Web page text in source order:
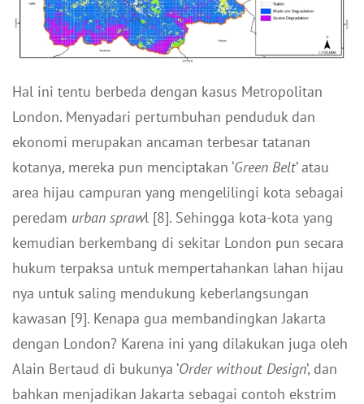
Hal ini tentu berbeda dengan kasus Metropolitan
London. Menyadari pertumbuhan penduduk dan
ekonomi merupakan ancaman terbesar tatanan
kotanya, mereka pun menciptakan ‘Green Belt’ atau
area hijau campuran yang mengelilingi kota sebagai
peredam urban sprawl [8]. Sehingga kota-kota yang
kemudian berkembang di sekitar London pun secara
hukum terpaksa untuk mempertahankan lahan hijau
nya untuk saling mendukung keberlangsungan
kawasan [9]. Kenapa gua membandingkan Jakarta
dengan London? Karena ini yang dilakukan juga oleh
Alain Bertaud di bukunya ‘Order without Design’, dan
bahkan menjadikan Jakarta sebagai contoh ekstrim